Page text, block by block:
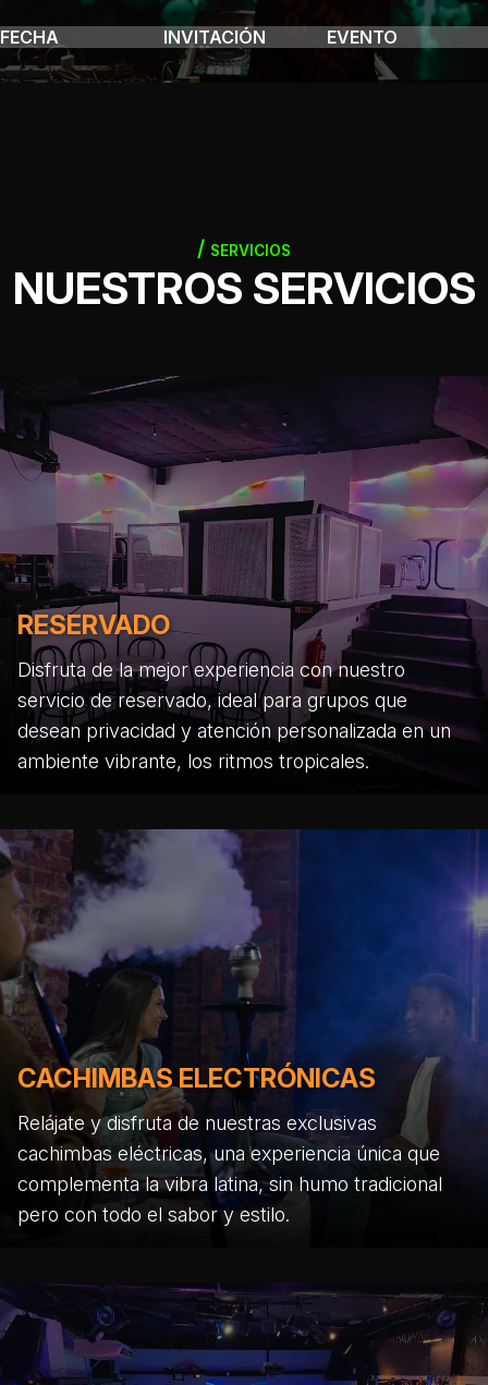
FECHA INVITACIÓN EVENTO
SERVICIOS
NUESTROS SERVICIOS
RESERVADO
Disfruta de la mejor experiencia con nuestro
servicio de reservado, ideal para grupos que
desean privacidad y atención personalizada en un
ambiente vibrante, los ritmos tropicales.
CACHIMBAS ELECTRÓNICAS
Relájate y disfruta de nuestras exclusivas
cachimbas eléctricas, una experiencia única que
complementa la vibra latina, sin humo tradicional
pero con todo el sabor y estilo.